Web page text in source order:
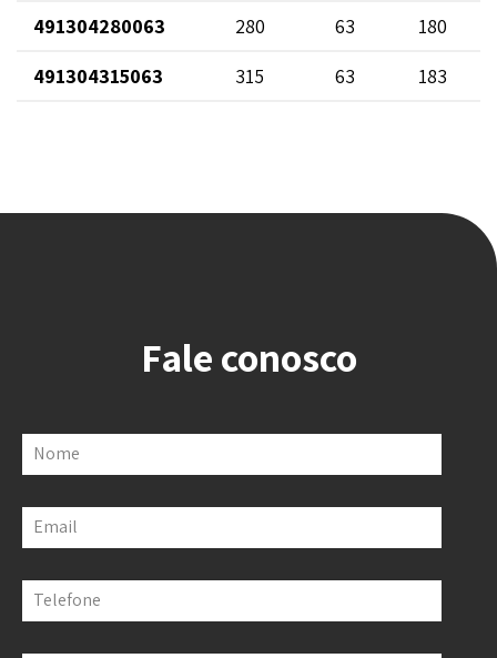
491304280063
280 63 180
491304315063
315 63 183
Fale conosco
Nome
Email
Telefone